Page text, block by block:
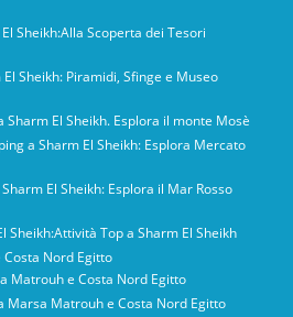
Sheikh:Alla Scoperta dei Tesori
Sheikh: Piramidi, Sfinge e Museo
Sharm El Sheikh. Esplora il monte Mosè
a Sharm El Sheikh: Esplora Mercato
El Sheikh: Esplora il Mar Rosso
Sheikh:Attività Top a Sharm El Sheikh
Nord Egitto
Matrouh e Costa Nord Egitto
Marsa Matrouh e Costa Nord Egitto